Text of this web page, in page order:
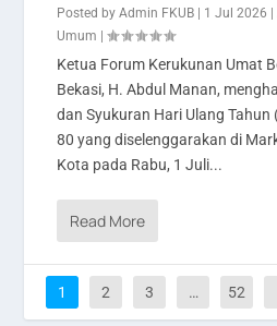
Posted byAdmin FKUB 1 Jul 2026 |
Umum
|
Ketua Forum Kerukunan Umat
Bekasi, H. Abdul Manan,
dan Syukuran Hari Ulang Tahun
80 yang diselenggarakan di
Kota pada Rabu, 1 Juli...
Read More
1 2 3 … 52